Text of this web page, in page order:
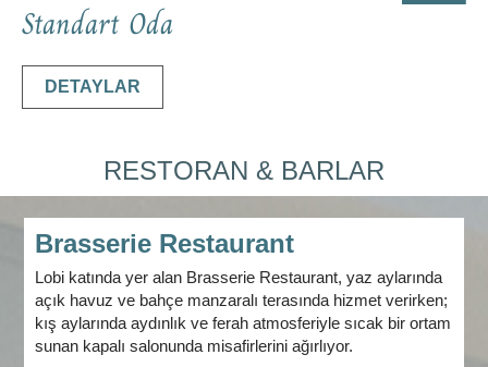
Standart Oda
DETAYLAR
RESTORAN & BARLAR
Brasserie Restaurant
Lobi katında yer alan Brasserie Restaurant, yaz aylarında
açık havuz ve bahçe manzaralı terasında hizmet verirken;
kış aylarında aydınlık ve ferah atmosferiyle sıcak bir ortam
sunan kapalı salonunda misafirlerini ağırlıyor.